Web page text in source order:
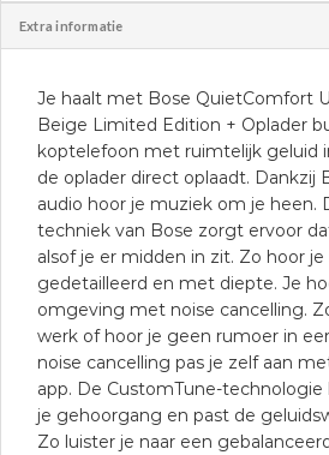
Extra informatie
Je haalt met Bose QuietComfort
Beige Limited Edition + Oplader
koptelefoon met ruimtelijk geluid
de oplader direct oplaadt. Dankzij
audio hoor je muziek om je heen.
techniek van Bose zorgt ervoor
alsof je er midden in zit. Zo hoor
gedetailleerd en met diepte. Je
omgeving met noise cancelling.
werk of hoor je geen rumoer in
noise cancelling pas je zelf aan
app. De CustomTune-
je gehoorgang en past de
Zo luister je naar een